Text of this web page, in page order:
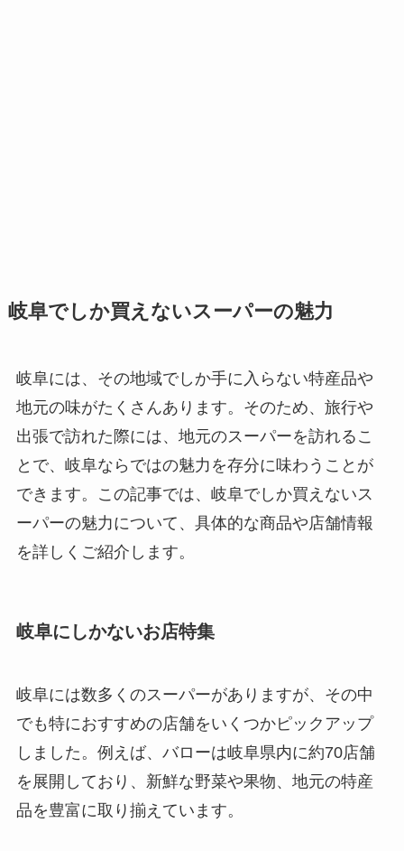
岐阜でしか買えないスーパーの魅力
岐阜には、その地域でしか手に入らない特産品や
地元の味がたくさんあります。そのため、旅行や
出張で訪れた際には、地元のスーパーを訪れるこ
とで、岐阜ならではの魅力を存分に味わうことが
できます。この記事では、岐阜でしか買えないス
ーパーの魅力について、具体的な商品や店舗情報
を詳しくご紹介します。
岐阜にしかないお店特集
岐阜には数多くのスーパーがありますが、その中
でも特におすすめの店舗をいくつかピックアップ
しました。例えば、バローは岐阜県内に約70店舗
を展開しており、新鮮な野菜や果物、地元の特産
品を豊富に取り揃えています。